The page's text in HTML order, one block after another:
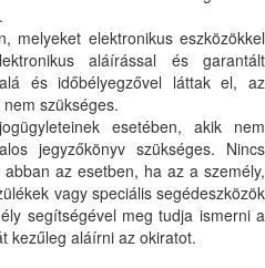
melyeket elektronikus eszközökkel
aláírással és garantált
és időbélyegzővel láttak el, az
szükséges.
esetében, akik nem
jegyzőkönyv szükséges. Nincs
az esetben, ha az a személy,
vagy speciális segédeszközök
segítségével meg tudja ismerni a
kezűleg aláírni az okiratot.